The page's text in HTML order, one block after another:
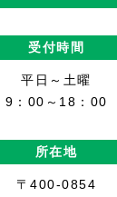
受付時間
平日～土曜
9：00～18：00
所在地
〒400-0854